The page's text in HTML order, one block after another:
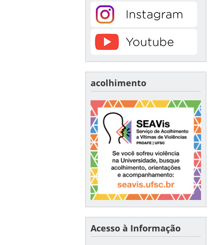
acolhimento
Acesso à Informação